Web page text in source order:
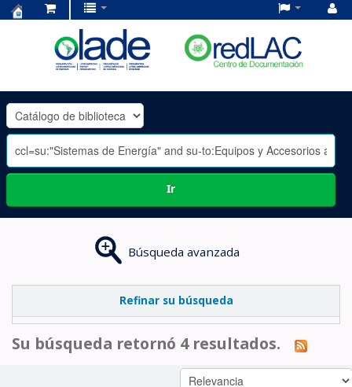
OLADE
-
Ir
Búsqueda avanzada
Refinar su búsqueda
Su búsqueda retornó 4 resultados.